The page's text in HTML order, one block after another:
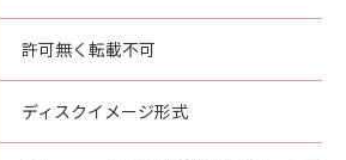
許可無く転載不可
ディスクイメージ形式